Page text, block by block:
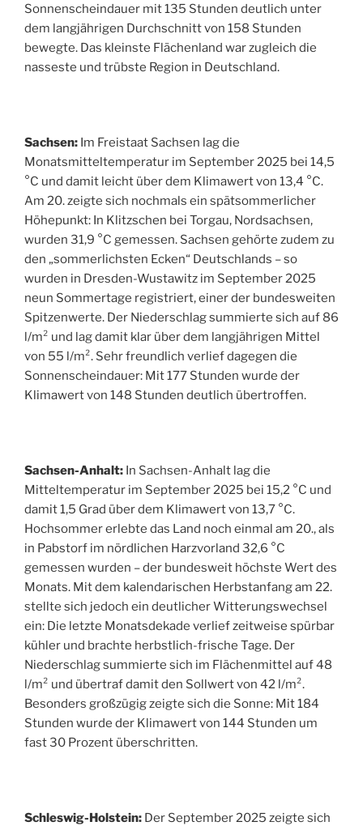
Sonnenscheindauer mit 135 Stunden deutlich unter
dem langjährigen Durchschnitt von 158 Stunden
bewegte. Das kleinste Flächenland war zugleich die
nasseste und trübste Region in Deutschland.
Sachsen: Im Freistaat Sachsen lag die
Monatsmitteltemperatur im September 2025 bei 14,5
°C und damit leicht über dem Klimawert von 13,4 °C.
Am 20. zeigte sich nochmals ein spätsommerlicher
Höhepunkt: In Klitzschen bei Torgau, Nordsachsen,
wurden 31,9 °C gemessen. Sachsen gehörte zudem zu
den „sommerlichsten Ecken“ Deutschlands – so
wurden in Dresden-Wustawitz im September 2025
neun Sommertage registriert, einer der bundesweiten
Spitzenwerte. Der Niederschlag summierte sich auf 86
l/m² und lag damit klar über dem langjährigen Mittel
von 55 l/m². Sehr freundlich verlief dagegen die
Sonnenscheindauer: Mit 177 Stunden wurde der
Klimawert von 148 Stunden deutlich übertroffen.
Sachsen-Anhalt: In Sachsen-Anhalt lag die
Mitteltemperatur im September 2025 bei 15,2 °C und
damit 1,5 Grad über dem Klimawert von 13,7 °C.
Hochsommer erlebte das Land noch einmal am 20., als
in Pabstorf im nördlichen Harzvorland 32,6 °C
gemessen wurden – der bundesweit höchste Wert des
Monats. Mit dem kalendarischen Herbstanfang am 22.
stellte sich jedoch ein deutlicher Witterungswechsel
ein: Die letzte Monatsdekade verlief zeitweise spürbar
kühler und brachte herbstlich-frische Tage. Der
Niederschlag summierte sich im Flächenmittel auf 48
l/m² und übertraf damit den Sollwert von 42 l/m².
Besonders großzügig zeigte sich die Sonne: Mit 184
Stunden wurde der Klimawert von 144 Stunden um
fast 30 Prozent überschritten.
Schleswig-Holstein: Der September 2025 zeigte sich